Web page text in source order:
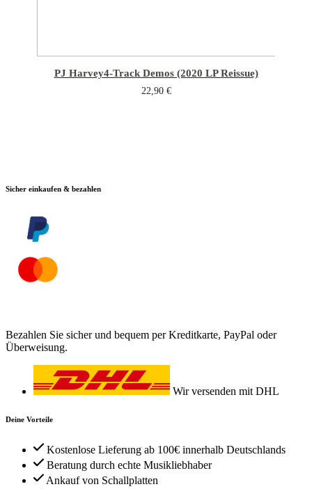
PJ Harvey4-Track Demos (2020 LP Reissue)
22,90 €
Sicher einkaufen & bezahlen
Bezahlen Sie sicher und bequem per Kreditkarte, PayPal oder
Überweisung.
Wir versenden mit DHL
Deine Vorteile
Kostenlose Lieferung ab 100€ innerhalb Deutschlands
Beratung durch echte Musikliebhaber
Ankauf von Schallplatten